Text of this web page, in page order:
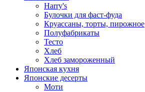
Harry's
Булочки для фаст-фуда
Круассаны, торты, пирожное
Полуфабрикаты
Тесто
Хлеб
Хлеб замороженный
Японская кухня
Японские десерты
Моти